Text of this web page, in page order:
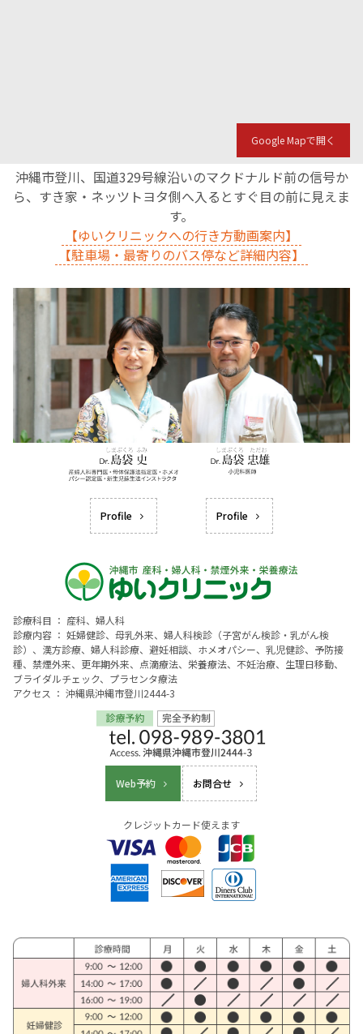
Google Mapで開く
沖縄市登川、国道329号線沿いのマクドナルド前の信号か
ら、すき家・ネッツトヨタ側へ入るとすぐ目の前に見えま
す。
【ゆいクリニックへの行き方動画案内】
【駐車場・最寄りのバス停など詳細内容】
Profile Profile
診療科目 ： 産科、婦人科
診療内容 ： 妊婦健診、母乳外来、婦人科検診（子宮がん検診・乳がん検
診）、漢方診療、婦人科診療、避妊相談、ホメオパシー、乳児健診、予防接
種、禁煙外来、更年期外来、点滴療法、栄養療法、不妊治療、生理日移動、
ブライダルチェック、プラセンタ療法
アクセス ： 沖縄県沖縄市登川2444-3
Web予約 お問合せ
クレジットカード使えます